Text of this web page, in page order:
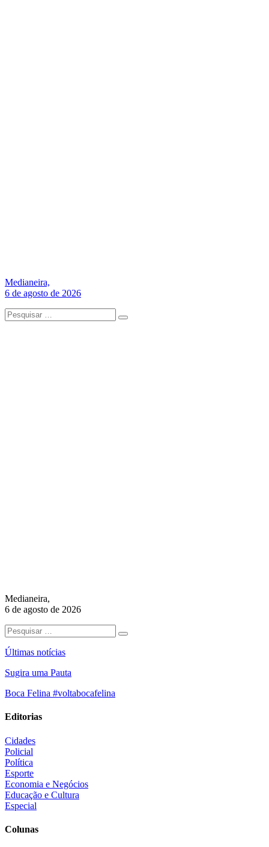
Medianeira,
6 de agosto de 2026
Medianeira,
6 de agosto de 2026
Últimas notícias
Sugira uma Pauta
Boca Felina #voltabocafelina
Editorias
Cidades
Policial
Política
Esporte
Economia e Negócios
Educação e Cultura
Especial
Colunas